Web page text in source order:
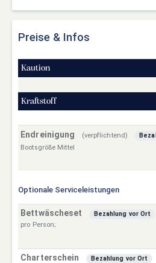
Preise & Infos
Kaution
Kraftstoff
Endreinigung
(verpflichtend)
Bootsgröße Mittel
Optionale Serviceleistungen
Bettwäscheset
Bezahlung vor Ort
pro Person;
Charterschein
Bezahlung vor Ort